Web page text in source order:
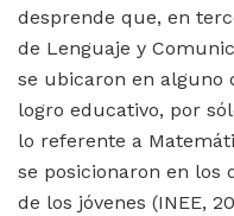
desprende que, en
de Lenguaje y
se ubicaron en alguno
logro educativo, por
lo referente a
se posicionaron en los
de los jóvenes (INEE,